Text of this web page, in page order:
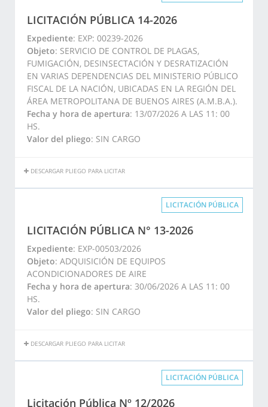
LICITACIÓN PÚBLICA 14-2026
Expediente: EXP: 00239-2026
Objeto: SERVICIO DE CONTROL DE PLAGAS,
FUMIGACIÓN, DESINSECTACIÓN Y DESRATIZACIÓN
EN VARIAS DEPENDENCIAS DEL MINISTERIO PÚBLICO
FISCAL DE LA NACIÓN, UBICADAS EN LA REGIÓN DEL
ÁREA METROPOLITANA DE BUENOS AIRES (A.M.B.A.).
Fecha y hora de apertura: 13/07/2026 A LAS 11: 00
HS.
Valor del pliego: SIN CARGO
DESCARGAR PLIEGO PARA LICITAR
LICITACIÓN PÚBLICA
LICITACIÓN PÚBLICA N° 13-2026
Expediente: EXP-00503/2026
Objeto: ADQUISICIÓN DE EQUIPOS
ACONDICIONADORES DE AIRE
Fecha y hora de apertura: 30/06/2026 A LAS 11: 00
HS.
Valor del pliego: SIN CARGO
DESCARGAR PLIEGO PARA LICITAR
LICITACIÓN PÚBLICA
Licitación Pública Nº 12/2026